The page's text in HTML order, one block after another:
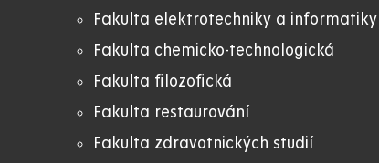
Fakulta elektrotechniky a informatiky
Fakulta chemicko-technologická
Fakulta filozofická
Fakulta restaurování
Fakulta zdravotnických studií